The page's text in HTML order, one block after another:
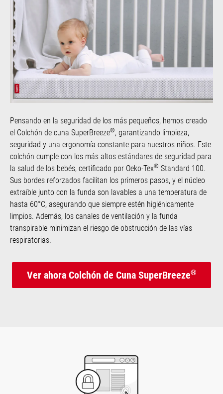
Pensando en la seguridad de los más pequeños, hemos creado
el Colchón de cuna SuperBreeze®, garantizando limpieza,
seguridad y una ergonomía constante para nuestros niños. Este
colchón cumple con los más altos estándares de seguridad para
la salud de los bebés, certificado por Oeko-Tex® Standard 100.
Sus bordes reforzados facilitan los primeros pasos, y el núcleo
extraíble junto con la funda son lavables a una temperatura de
hasta 60°C, asegurando que siempre estén higiénicamente
limpios. Además, los canales de ventilación y la funda
transpirable minimizan el riesgo de obstrucción de las vías
respiratorias.
Ver ahora Colchón de Cuna SuperBreeze®